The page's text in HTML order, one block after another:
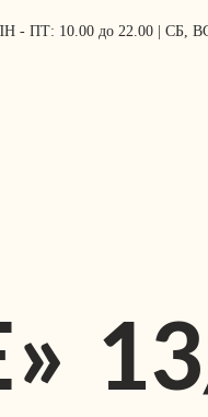
- ПТ: 10.00 до 22.00 | СБ,